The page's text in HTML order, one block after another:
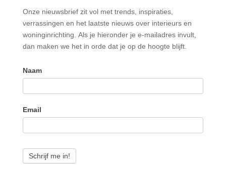
Onze nieuwsbrief zit vol met trends, inspiraties,
verrassingen en het laatste nieuws over interieurs en
woninginrichting. Als je hieronder je e-mailadres invult,
dan maken we het in orde dat je op de hoogte blijft.
Naam
Email
Schrijf me in!